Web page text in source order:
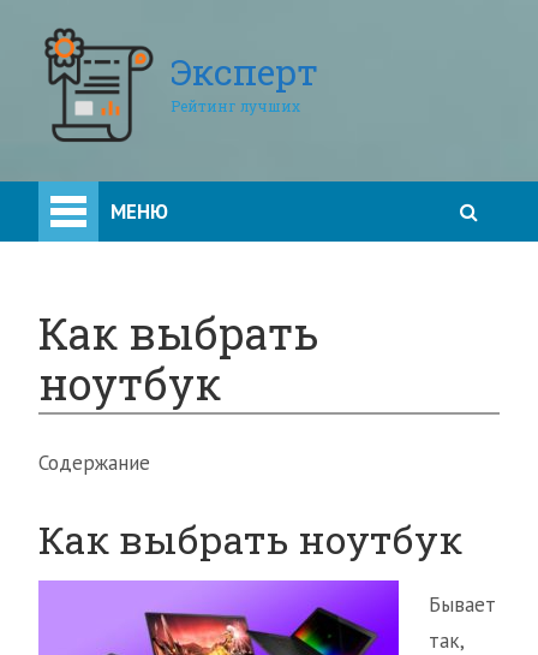
Эксперт
Рейтинг лучших
МЕНЮ
Как выбрать
ноутбук
Содержание
Как выбрать ноутбук
Бывает
так,